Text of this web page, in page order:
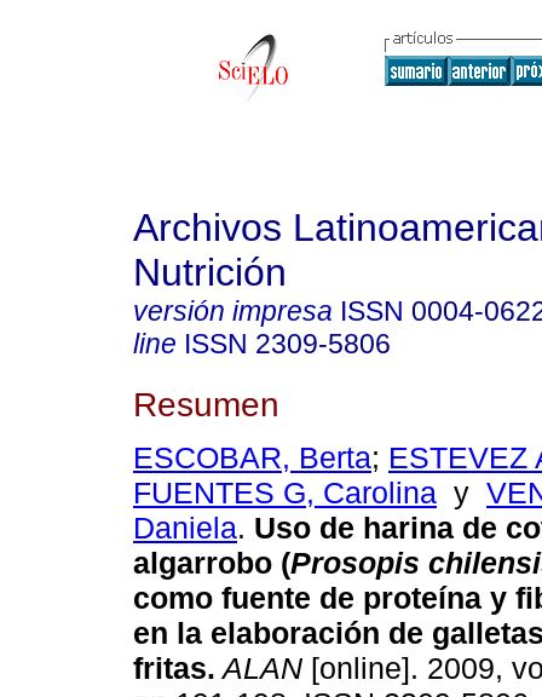
Archivos
Nutrición
versión impresa ISSN 0004-
line ISSN 2309-5806
Resumen
ESCOBAR, Berta; ESTEVEZ
FUENTES G, Carolina y
Daniela. Uso de harina de
algarrobo (Prosopis
como fuente de proteína y
en la elaboración de
fritas. ALAN [online]. 2009,